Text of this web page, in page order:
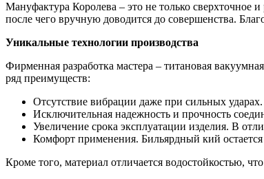
Мануфактура Королева – это не только сверхточное
после чего вручную доводится до совершенства.
Уникальные технологии производства
Фирменная разработка мастера – титановая
ряд преимуществ:
Отсутствие вибрации даже при сильных ударах.
Исключительная надежность и прочность
Увеличение срока эксплуатации изделия. В
Комфорт применения. Бильярдный кий
Кроме того, материал отличается водостойкостью,